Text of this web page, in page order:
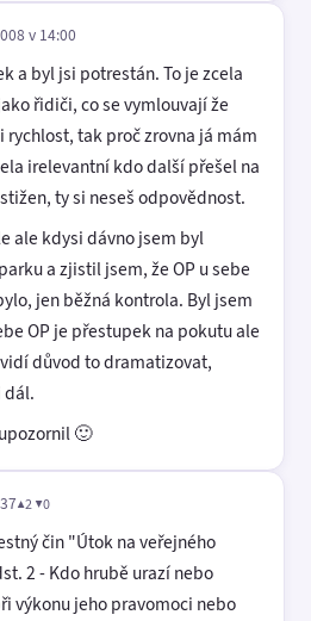
v 14:00
a byl jsi potrestán. To je zcela
řidiči, co se vymlouvají že
tak proč zrovna já mám
irelevantní kdo další přešel na
ty si neseš odpovědnost.
ale kdysi dávno jsem byl
a zjistil jsem, že OP u sebe
jen běžná kontrola. Byl jsem
OP je přestupek na pokutu ale
důvod to dramatizovat,
dál.
🙂
▲2 ▼0
čin "Útok na veřejného
2 - Kdo hrubě urazí nebo
výkonu jeho pravomoci nebo